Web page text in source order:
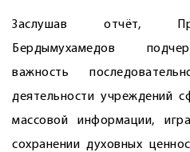
Заслушав отчёт,
Бердымухамедов
важность
деятельности учреждений
массовой информации,
сохранении духовных